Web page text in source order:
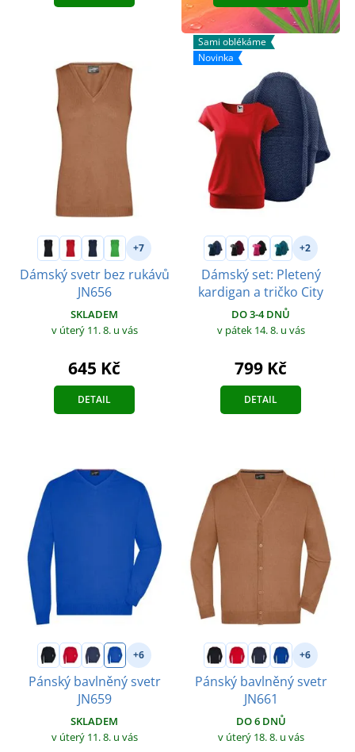
+7
Dámský svetr bez rukávů
JN656
SKLADEM
v úterý 11. 8. u vás
645 Kč
DETAIL
Sami oblékáme
Novinka
+2
Dámský set: Pletený
kardigan a tričko City
DO 3-4 DNŮ
v pátek 14. 8. u vás
799 Kč
DETAIL
+6
Pánský bavlněný svetr
JN659
SKLADEM
v úterý 11. 8. u vás
+6
Pánský bavlněný svetr
JN661
DO 6 DNŮ
v úterý 18. 8. u vás